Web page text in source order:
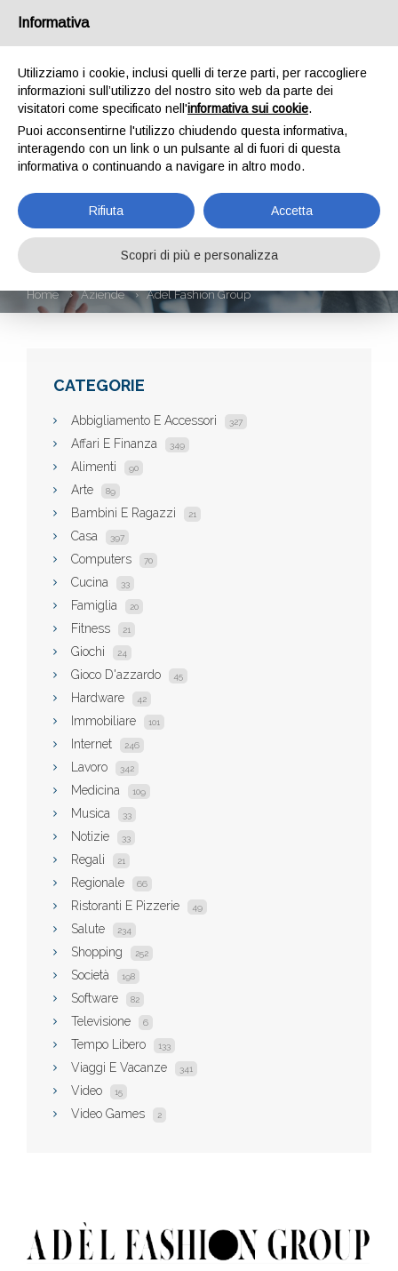
ADEL FASHION
GROUP
Home Aziende Adel Fashion Group
CATEGORIE
Abbigliamento E Accessori 327
Affari E Finanza 349
Alimenti 90
Arte 89
Bambini E Ragazzi 21
Casa 397
Computers 70
Cucina 33
Famiglia 20
Fitness 21
Giochi 24
Gioco D'azzardo 45
Hardware 42
Immobiliare 101
Internet 246
Lavoro 342
Medicina 109
Musica 33
Notizie 33
Regali 21
Regionale 66
Ristoranti E Pizzerie 49
Salute 234
Shopping 252
Società 198
Software 82
Televisione 6
Tempo Libero 133
Viaggi E Vacanze 341
Video 15
Video Games 2
Informativa
Utilizziamo i cookie, inclusi quelli di terze parti, per raccogliere
informazioni sull’utilizzo del nostro sito web da parte dei
visitatori come specificato nell'informativa sui cookie.
Puoi acconsentirne l'utilizzo chiudendo questa informativa,
interagendo con un link o un pulsante al di fuori di questa
informativa o continuando a navigare in altro modo.
Rifiuta Accetta
Scopri di più e personalizza